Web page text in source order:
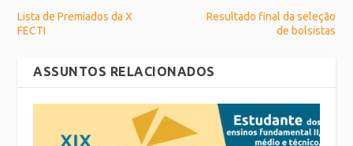
Lista de Premiados da X
FECTI
Resultado final da seleção
de bolsistas
ASSUNTOS RELACIONADOS